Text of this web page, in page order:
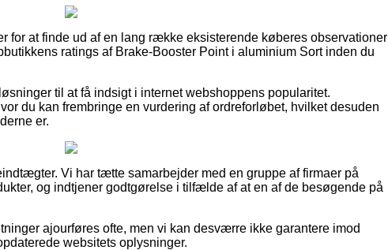
for at finde ud af en lang række eksisterende køberes observationer
ratings af Brake-Booster Point i aluminium Sort inden du
til at få indsigt i internet webshoppens popularitet.
du kan frembringe en vurdering af ordreforløbet, hvilket desuden
er.
Vi har tætte samarbejder med en gruppe af firmaer på
og indtjener godtgørelse i tilfælde af at en af de besøgende på
ajourføres ofte, men vi kan desværre ikke garantere imod
websitets oplysninger.